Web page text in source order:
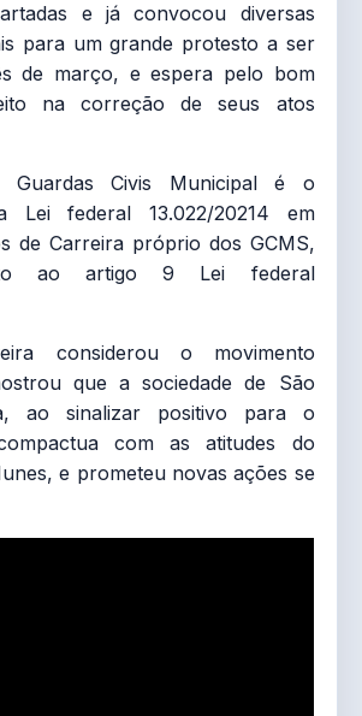
e já convocou diversas
para um grande protesto a ser
de março, e espera pelo bom
na correção de seus atos
Guardas Civis Municipal é o
Lei federal 13.022/20214 em
de Carreira próprio dos GCMS,
ao artigo 9 Lei federal
considerou o movimento
que a sociedade de São
ao sinalizar positivo para o
com as atitudes do
e prometeu novas ações se